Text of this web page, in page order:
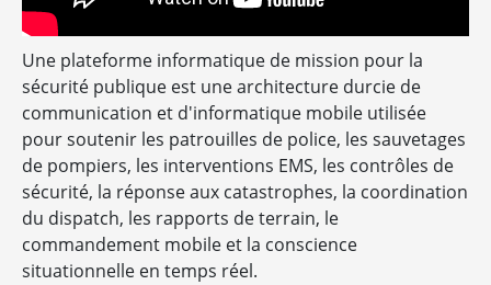
Une plateforme informatique de mission pour la
sécurité publique est une architecture durcie de
communication et d'informatique mobile utilisée
pour soutenir les patrouilles de police, les sauvetages
de pompiers, les interventions EMS, les contrôles de
sécurité, la réponse aux catastrophes, la coordination
du dispatch, les rapports de terrain, le
commandement mobile et la conscience
situationnelle en temps réel.